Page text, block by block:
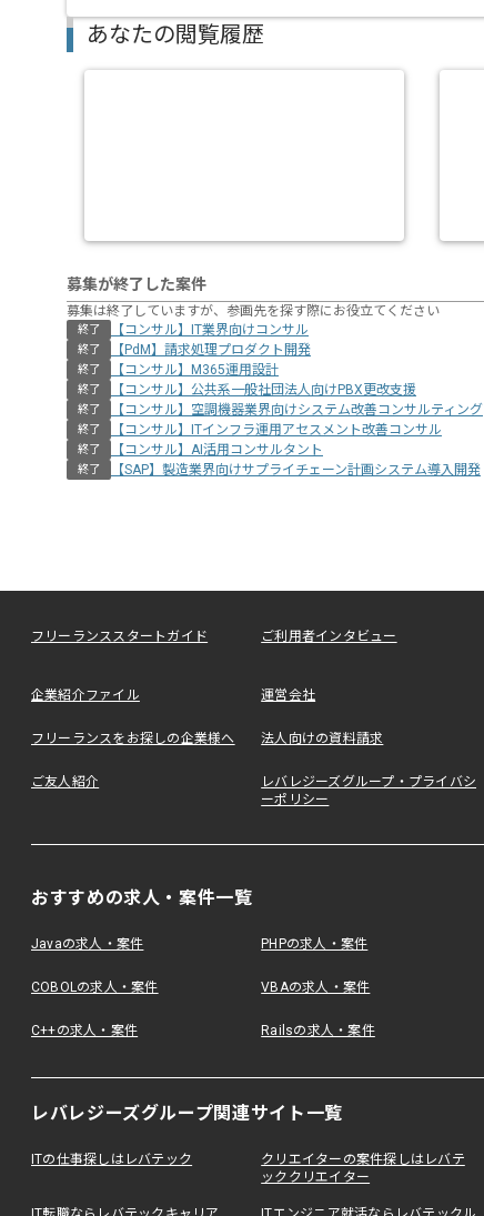
あなたの閲覧履歴
募集が終了した案件
募集は終了していますが、参画先を探す際にお役立てください
終了 【コンサル】IT業界向けコンサル
終了 【PdM】請求処理プロダクト開発
終了 【コンサル】M365運用設計
終了 【コンサル】公共系一般社団法人向けPBX更改支援
終了 【コンサル】空調機器業界向けシステム改善コンサルティング
終了 【コンサル】ITインフラ運用アセスメント改善コンサル
終了 【コンサル】AI活用コンサルタント
終了 【SAP】製造業界向けサプライチェーン計画システム導入開発
フリーランススタートガイド ご利用者インタビュー
企業紹介ファイル 運営会社
フリーランスをお探しの企業様へ 法人向けの資料請求
ご友人紹介
レバレジーズグループ・プライバシ
ーポリシー
おすすめの求人・案件一覧
Javaの求人・案件 PHPの求人・案件
COBOLの求人・案件 VBAの求人・案件
C++の求人・案件 Railsの求人・案件
レバレジーズグループ関連サイト一覧
ITの仕事探しはレバテック
クリエイターの案件探しはレバテ
ッククリエイター